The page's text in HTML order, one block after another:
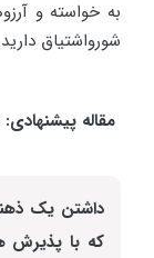
به خواسته و
شورواشتیاق
مقاله پیشنهادی:
داشتن یک
که با پذیرش